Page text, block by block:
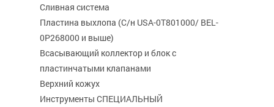
Сливная система
Пластина выхлопа (С/н USA-0T801000/ BEL-
0P268000 и выше)
Всасывающий коллектор и блок с
пластинчатыми клапанами
Верхний кожух
Инструменты СПЕЦИАЛЬНЫЙ